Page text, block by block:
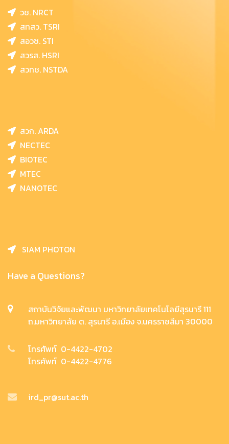
วช. NRCT
สทสว. TSRI
สอวช. STI
สวรส. HSRI
สวทช. NSTDA
สวก. ARDA
NECTEC
BIOTEC
MTEC
NANOTEC
SIAM PHOTON
Have a Questions?
สถาบันวิจัยและพัฒนา มหาวิทยาลัยเทคโนโลยีสุรนารี 111
ถ.มหาวิทยาลัย ต. สุรนารี อ.เมือง จ.นครราชสีมา 30000
โทรศัพท์ 0-4422-4702
โทรศัพท์ 0-4422-4776
ird_pr@sut.ac.th